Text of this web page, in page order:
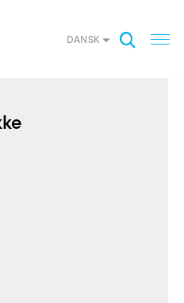
DANSK